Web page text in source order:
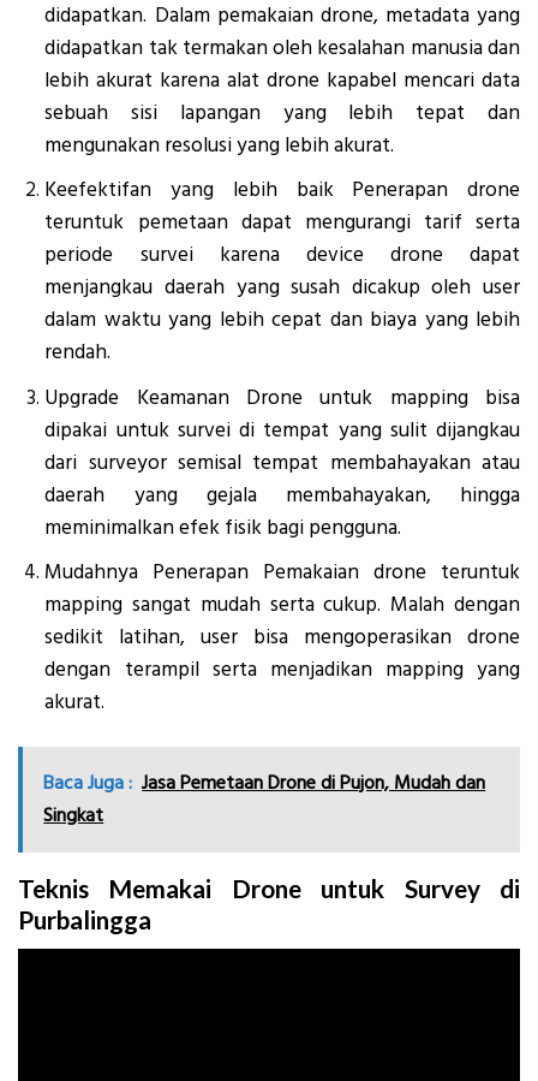
didapatkan. Dalam pemakaian drone, metadata yang
didapatkan tak termakan oleh kesalahan manusia dan
lebih akurat karena alat drone kapabel mencari data
sebuah sisi lapangan yang lebih tepat dan
mengunakan resolusi yang lebih akurat.
Keefektifan yang lebih baik Penerapan drone
teruntuk pemetaan dapat mengurangi tarif serta
periode survei karena device drone dapat
menjangkau daerah yang susah dicakup oleh user
dalam waktu yang lebih cepat dan biaya yang lebih
rendah.
Upgrade Keamanan Drone untuk mapping bisa
dipakai untuk survei di tempat yang sulit dijangkau
dari surveyor semisal tempat membahayakan atau
daerah yang gejala membahayakan, hingga
meminimalkan efek fisik bagi pengguna.
Mudahnya Penerapan Pemakaian drone teruntuk
mapping sangat mudah serta cukup. Malah dengan
sedikit latihan, user bisa mengoperasikan drone
dengan terampil serta menjadikan mapping yang
akurat.
Baca Juga : Jasa Pemetaan Drone di Pujon, Mudah dan
Singkat
Teknis Memakai Drone untuk Survey di
Purbalingga